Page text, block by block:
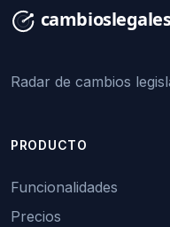
Radar de cambios
PRODUCTO
Funcionalidades
Precios